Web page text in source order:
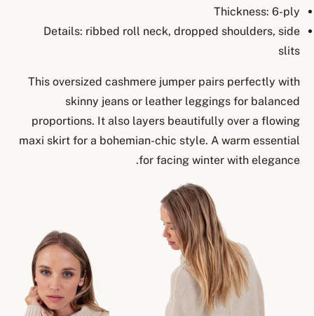
Thickness: 6-ply
Details: ribbed roll neck, dropped shoulders, side
slits
This oversized cashmere jumper pairs perfectly with
skinny jeans or leather leggings for balanced
proportions. It also layers beautifully over a flowing
maxi skirt for a bohemian-chic style. A warm essential
for facing winter with elegance.